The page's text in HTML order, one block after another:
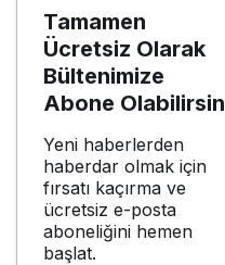
Tamamen
Ücretsiz Olarak
Bültenimize
Abone Olabilirsin
Yeni haberlerden
haberdar olmak için
fırsatı kaçırma ve
ücretsiz e-posta
aboneliğini hemen
başlat.